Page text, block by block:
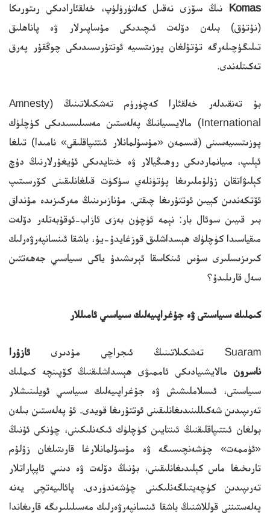
Komas نىڭ سۆزى نەقىل كەلتۈرۈلۈپ، خەلقئارادىكى رىتورىكا
(نۇتۇق) بىلەن دۆلەت ئىچىدىكى مۇساپىرلار ۋە پاناھلىق
تىلىگۈچىلەرگە تۇتۇلغان پوزىتسىيە ئوتتۇرىسىدىكى چوڭقۇر پەرق
تەكىتلەندى.
بۇ تەنقىدلەر خەلقئارا كەچۈرۈم تەشكىلاتىنىڭ (Amnesty
International) مالايسىيانىڭ پەلەستىن مەسىلىسىدىكى كۈچلۈك
پوزىتسىيەسىنى (قىسمەن «مۇسۇلمانلار ئىتتىپاقلىقى» نامىدا) تىلغا
ئېلىپ، مىيانماردىكى روھىڭيالار ۋە خىتايدىكى ئۇيغۇرلارنىڭ دۇچ
كېلىۋاتقان زۇلۇملىرىغا پۈتۈنلەي سۈكۈت قىلغانلىقىنى كۆرسىتىپ
ئۆتكەندىن كېيىن ئوتتۇرىغا چىقتى. مۇنازىرىنىڭ مەركىزىدە مۇنداق
بىر قىيىن سوئال بار: نېمە ئۈچۈن بەزى ئازاب-ئوقۇبەتلەر دۆلەت
مىقياسىدا كۈچلۈك ھېسداشلىق قوزغايدۇ-يۇ، باشقا ئىنسانپەرۋەرلىك
كىرىزىسلىرى سۇس ئىنكاسقا ئېرىشىدۇ ياكى سىياسىي جەھەتتىن
سەل قارىلىدۇ؟
كىملىك سىياسىتى ۋە جۇغراپىيەلىك سىياسىي ئامىللار
Suaram تەشكىلاتىنىڭ ئىجراچى مۇدىرى
ئازۇرا
ناسرون مالايشىيادىكى ئاممىۋى ھېسداشلىقنىڭ كۆپىنچە كىملىك
سىياسىتى، ئىسلاملىشىش ۋە جۇغراپىيەلىك سىياسىي ئويلىنىشلار
تەرىپىدىن شەكىللىنىدىغانلىقىنى ئوتتۇرىغا قويدى. ئۇ پەلەستىن بىلەن
بولغان ئىتتىپاقلىقنىڭ ئىنتايىن كۈچلۈك ئىكەنلىكىنى، چۈنكى ئۇنىڭ
«ئۈممەت» چۈشەنچىسىگە ۋە مۇسۇلمانلارغا قارىتىلغان زۇلۇم
تارىخىغا ماس كېلىدىغانلىقىنى، بۇنىڭ دۆلەت ۋە دىنىي ئاپپاراتلار
تەرىپىدىن كۈچەيتىلگەنلىكىنى چۈشەندۈردى. پائالىيەتچى يەنە
پەلەستىننى قوللاشنىڭ باشقا ئىنسانپەرۋەرلىك مەسىلىلىرىگە قارىغاندا